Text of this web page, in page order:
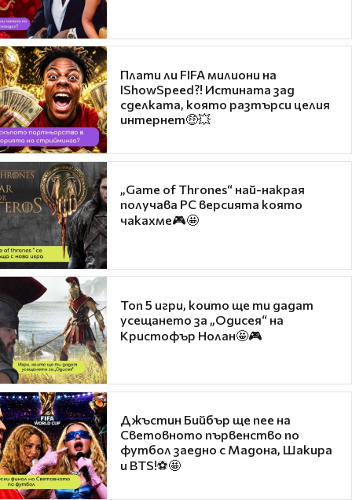
Плати ли FIFA милиони на
IShowSpeed?! Истината зад
сделката, която разтърси целия
интернет🤑💥
„Game of Thrones“ най-накрая
получава PC версията която
чакахме🎮🤩
Топ 5 игри, които ще ти дадат
усещането за „Одисея“ на
Кристофър Нолан🤩🎮
Джъстин Бийбър ще пее на
Световното първенство по
футбол заедно с Мадона, Шакира
и BTS!⚽🤩